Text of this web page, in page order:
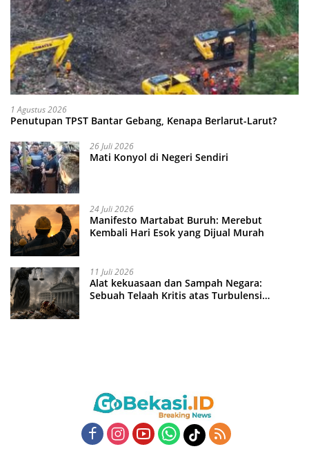
1 Agustus 2026
Penutupan TPST Bantar Gebang, Kenapa Berlarut-Larut?
26 Juli 2026
Mati Konyol di Negeri Sendiri
24 Juli 2026
Manifesto Martabat Buruh: Merebut
Kembali Hari Esok yang Dijual Murah
11 Juli 2026
Alat kekuasaan dan Sampah Negara:
Sebuah Telaah Kritis atas Turbulensi